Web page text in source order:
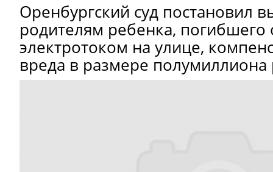
Оренбургский суд постановил
родителям ребенка, погибшего
электротоком на улице,
вреда в размере полумиллиона